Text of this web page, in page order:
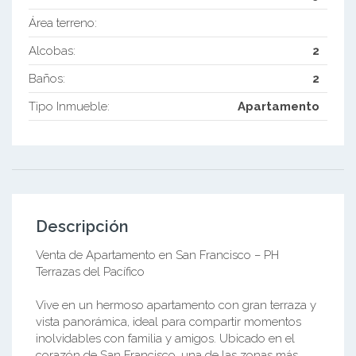
Área terreno:
Alcobas:
2
Baños:
2
Tipo Inmueble:
Apartamento
Descripción
Venta de Apartamento en San Francisco – PH
Terrazas del Pacífico
Vive en un hermoso apartamento con gran terraza y
vista panorámica, ideal para compartir momentos
inolvidables con familia y amigos. Ubicado en el